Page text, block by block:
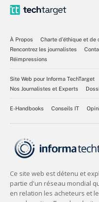
À Propos
Charte d’éthique et de
Rencontrez les journalistes
Réimpressions
Site Web pour Informa TechTarget
Nos Journalistes et Experts
E-Handbooks Conseils IT